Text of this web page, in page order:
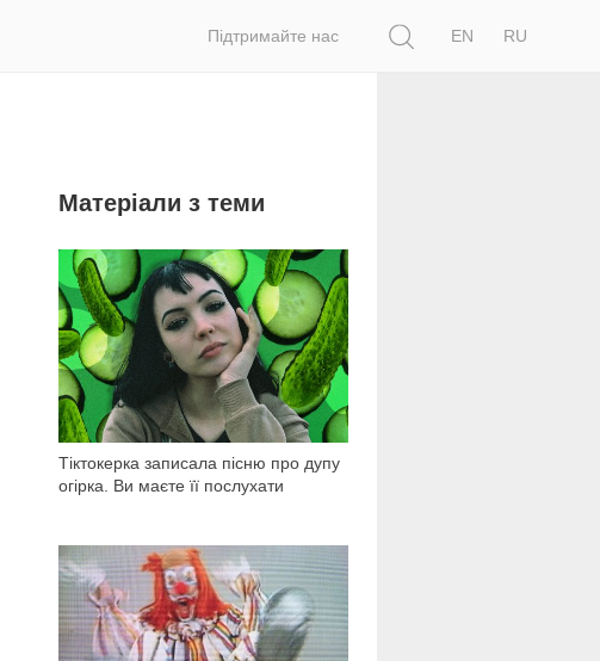
Підтримайте нас
EN
RU
Матеріали з теми
Тіктокерка записала пісню про дупу
огірка. Ви маєте її послухати
17 252
3 994